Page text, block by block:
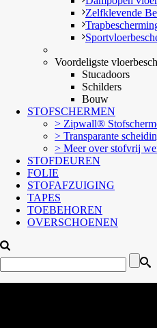
Zelfklevende
Voordeligste
Stucadoors
Schilders
Bouw
STOFSCHERMEN
> Zipwall®
> Transparante
> Meer over stofvrij
STOFDEUREN
FOLIE
STOFAFZUIGING
TAPES
TOEBEHOREN
OVERSCHOENEN